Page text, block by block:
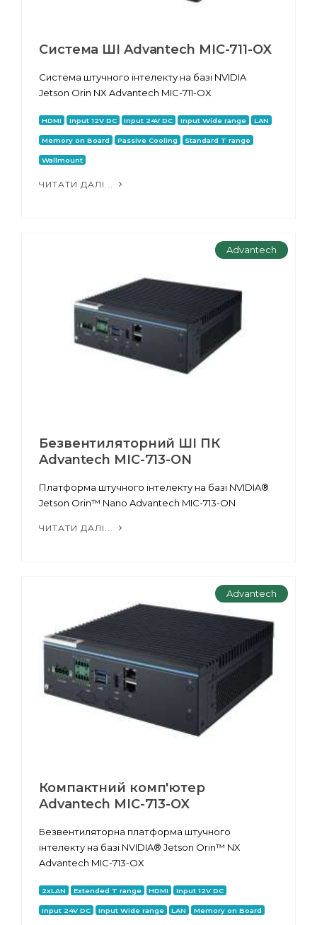
Система ШІ Advantech MIC-711-OX
Система штучного інтелекту на базі NVIDIA
Jetson Orin NX Advantech MIC-711-OX
HDMI Input 12V DC Input 24V DC Input Wide range LAN
Memory on Board Passive Cooling Standard T range
Wallmount
ЧИТАТИ ДАЛІ...
Advantech
Безвентиляторний ШІ ПК
Advantech MIC-713-ON
Платформа штучного інтелекту на базі NVIDIA®
Jetson Orin™ Nano Advantech MIC-713-ON
ЧИТАТИ ДАЛІ...
Advantech
Компактний комп'ютер
Advantech MIC-713-OX
Безвентиляторна платформа штучного
інтелекту на базі NVIDIA® Jetson Orin™ NX
Advantech MIC-713-OX
2xLAN Extended T range HDMI Input 12V DC
Input 24V DC Input Wide range LAN Memory on Board